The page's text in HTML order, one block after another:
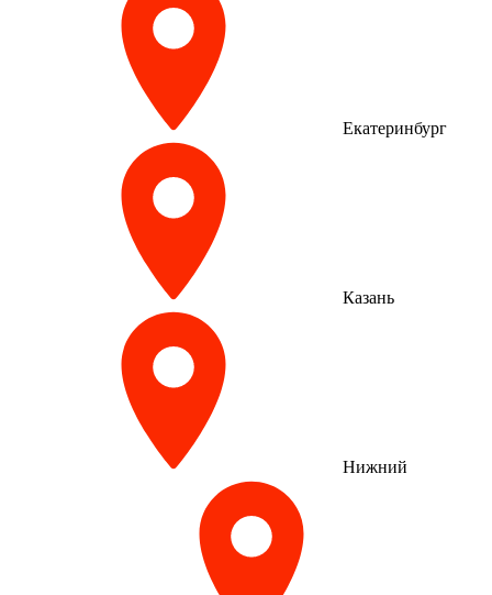
Екатеринбург
Казань
Нижний